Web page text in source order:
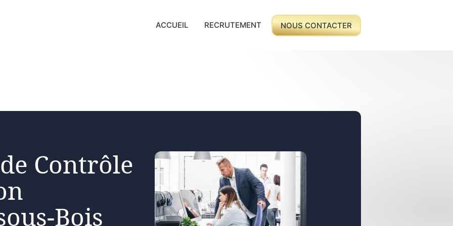
ACCUEIL RECRUTEMENT NOUS CONTACTER
Contrôle
Bois